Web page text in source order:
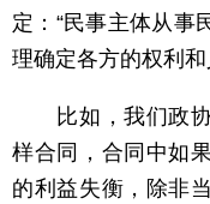
定：“民事主体从事
理确定各方的权利和
比如，我们政协
样合同，合同中如
的利益失衡，除非